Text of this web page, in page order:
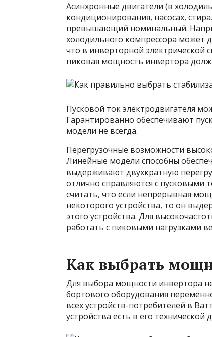
Асинхронные двигатели (в
кондиционирования, насосах,
превышающий номинальный.
холодильного компрессора может
что в инверторной электрической
пиковая мощность инвертора
Пусковой ток электродвигателя
Гарантированно обеспечивают
модели не всегда.
Перегрузочные возможности
Линейные модели способны
выдерживают двухкратную
отлично справляются с
считать, что если непрерывная
некоторого устройства, то он
этого устройства. Для
работать с пиковыми нагрузками
Как выбрать
Для выбора мощности инвертора
бортового оборудования
всех устройств-потребителей в
устройства есть в его технической